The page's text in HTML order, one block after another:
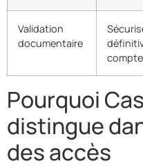
Validation
documentaire
compte
Pourquoi
distingue
des accès